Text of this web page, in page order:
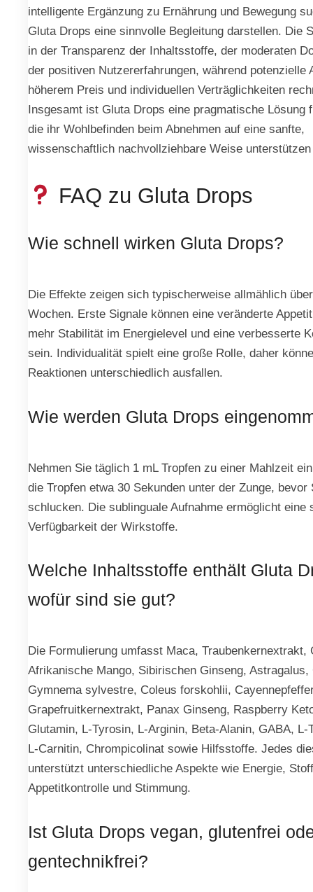
intelligente Ergänzung zu Ernährung und Bewegung
Gluta Drops eine sinnvolle Begleitung darstellen. Die
in der Transparenz der Inhaltsstoffe, der moderaten
der positiven Nutzererfahrungen, während potenzielle
höherem Preis und individuellen Verträglichkeiten
Insgesamt ist Gluta Drops eine pragmatische Lösung
die ihr Wohlbefinden beim Abnehmen auf eine sanfte,
wissenschaftlich nachvollziehbare Weise
FAQ zu Gluta Drops
Wie schnell wirken Gluta Drops?
Die Effekte zeigen sich typischerweise allmählich
Wochen. Erste Signale können eine veränderte
mehr Stabilität im Energielevel und eine verbesserte
sein. Individualität spielt eine große Rolle, daher
Reaktionen unterschiedlich ausfallen.
Wie werden Gluta Drops
Nehmen Sie täglich 1 mL Tropfen zu einer Mahlzeit
die Tropfen etwa 30 Sekunden unter der Zunge, bevor
schlucken. Die sublinguale Aufnahme ermöglicht eine
Verfügbarkeit der Wirkstoffe.
Welche Inhaltsstoffe enthält Gluta
wofür sind sie gut?
Die Formulierung umfasst Maca, Traubenkernextrakt,
Afrikanische Mango, Sibirischen Ginseng, Astragalus,
Gymnema sylvestre, Coleus forskohlii,
Grapefruitkernextrakt, Panax Ginseng, Raspberry
Glutamin, L-Tyrosin, L-Arginin, Beta-Alanin, GABA, L-
L-Carnitin, Chrompicolinat sowie Hilfsstoffe. Jedes
unterstützt unterschiedliche Aspekte wie Energie,
Appetitkontrolle und Stimmung.
Ist Gluta Drops vegan, glutenfrei
gentechnikfrei?